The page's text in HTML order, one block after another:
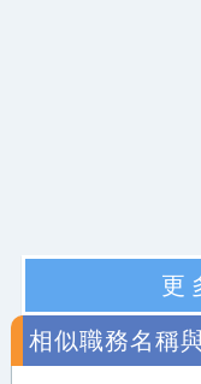
更
相似職務名稱